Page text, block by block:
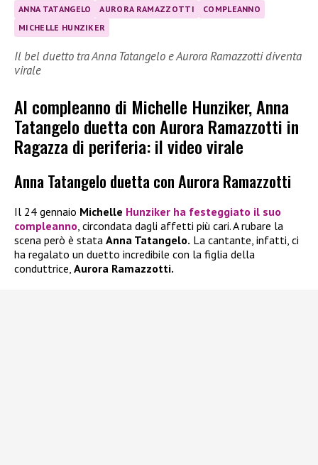
ANNA TATANGELO AURORA RAMAZZOTTI
COMPLEANNO
MICHELLE HUNZIKER
Il bel duetto tra Anna Tatangelo e Aurora Ramazzotti diventa
virale
Al compleanno di Michelle Hunziker, Anna
Tatangelo duetta con Aurora Ramazzotti in
Ragazza di periferia: il video virale
Anna Tatangelo duetta con Aurora Ramazzotti
Il 24 gennaio Michelle Hunziker ha festeggiato il suo
compleanno, circondata dagli affetti più cari. A rubare la
scena però è stata Anna Tatangelo. La cantante, infatti, ci
ha regalato un duetto incredibile con la figlia della
conduttrice, Aurora Ramazzotti.